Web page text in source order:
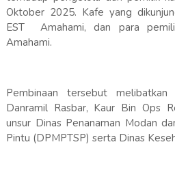
Oktober 2025. Kafe yang
EST Amahami, dan para
Amahami.
Pembinaan tersebut
Danramil Rasbar, Kaur Bin Ops
unsur Dinas Penanaman Modan
Pintu (DPMPTSP) serta Dinas